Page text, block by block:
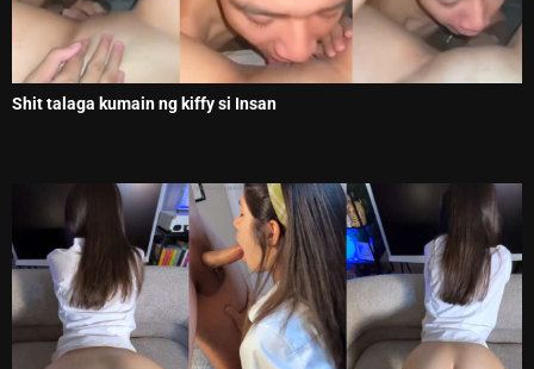
Shit talaga kumain ng kiffy si Insan